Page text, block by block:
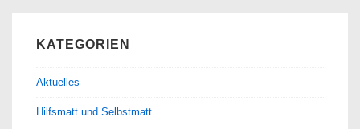
KATEGORIEN
Aktuelles
Hilfsmatt und Selbstmatt